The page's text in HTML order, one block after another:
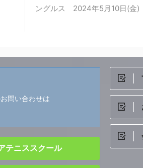
ングルス 2024年5月10日(金)
問い合わせは
テニススクール